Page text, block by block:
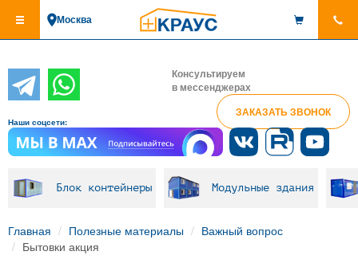
основному
Москва
Консультируем
в мессенджерах
ЗАКАЗАТЬ ЗВОНОК
Наши соцсети:
Блок контейнеры Модульные здания
Главная Полезные материалы
Важный вопрос
Бытовки акция